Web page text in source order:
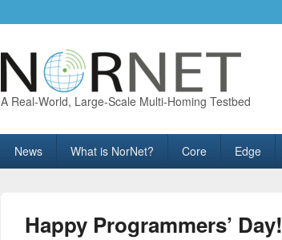
A Real-World, Large-Scale Multi-Homing Testbed
News What is NorNet? Core Edge
Happy Programmers’ Day!